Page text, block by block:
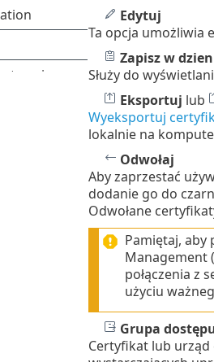
Edytuj
Ta opcja umożliwia
Zapisz w
Służy do
Eksportuj lub
Wyeksportuj
lokalnie na
Odwołaj
Aby zaprzestać
dodanie go do
Odwołane
Pamiętaj, aby
Management
połączenia z
użyciu
Grupa
Certyfikat lub